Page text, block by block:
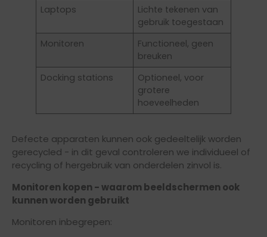
Laptops
Lichte tekenen van
gebruik toegestaan
Monitoren
Functioneel, geen
breuken
Docking stations
Optioneel, voor
grotere
hoeveelheden
Defecte apparaten kunnen ook gedeeltelijk worden
gerecycled - in dit geval controleren we individueel of
recycling of hergebruik van onderdelen zinvol is.
Monitoren kopen - waarom beeldschermen ook
kunnen worden gebruikt
Monitoren inbegrepen: